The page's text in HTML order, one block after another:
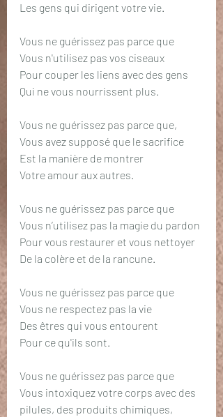
Les gens qui dirigent votre vie.
Vous ne guérissez pas parce que
Vous n'utilisez pas vos ciseaux
Pour couper les liens avec des gens
Qui ne vous nourrissent plus.
Vous ne guérissez pas parce que,
Vous avez supposé que le sacrifice
Est la manière de montrer
Votre amour aux autres.
Vous ne guérissez pas parce que
Vous n’utilisez pas la magie du pardon
Pour vous restaurer et vous nettoyer
De la colère et de la rancune.
Vous ne guérissez pas parce que
Vous ne respectez pas la vie
Des êtres qui vous entourent
Pour ce qu'ils sont.
Vous ne guérissez pas parce que
Vous intoxiquez votre corps avec des
pilules, des produits chimiques,